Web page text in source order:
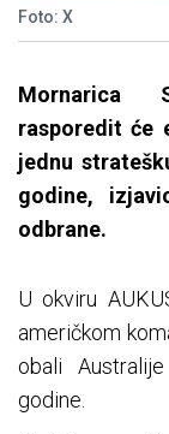
Foto: X
Mornarica
rasporedit će
jednu
godine,
odbrane.
U okviru
američkom
obali
godine.